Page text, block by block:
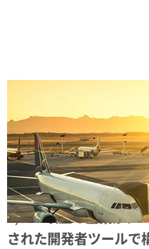
1,000 以上の企業が、
された開発者ツールで